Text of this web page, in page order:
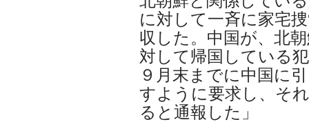
に対して一斉に家宅
収した。中国が、北
対して帰国している
９月末までに中国に
すように要求し、そ
ると通報した」